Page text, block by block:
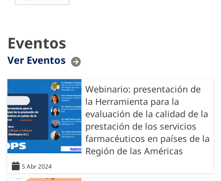
Eventos
Ver Eventos
Webinario: presentación de
la Herramienta para la
evaluación de la calidad de la
prestación de los servicios
farmacéuticos en países de la
Región de las Américas
5 Abr 2024